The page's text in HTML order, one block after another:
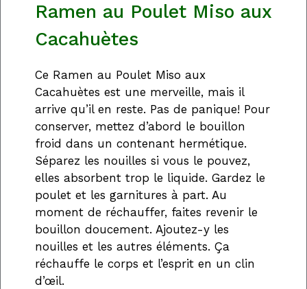
Ramen au Poulet Miso aux
Cacahuètes
Ce Ramen au Poulet Miso aux
Cacahuètes est une merveille, mais il
arrive qu’il en reste. Pas de panique! Pour
conserver, mettez d’abord le bouillon
froid dans un contenant hermétique.
Séparez les nouilles si vous le pouvez,
elles absorbent trop le liquide. Gardez le
poulet et les garnitures à part. Au
moment de réchauffer, faites revenir le
bouillon doucement. Ajoutez-y les
nouilles et les autres éléments. Ça
réchauffe le corps et l’esprit en un clin
d’œil.